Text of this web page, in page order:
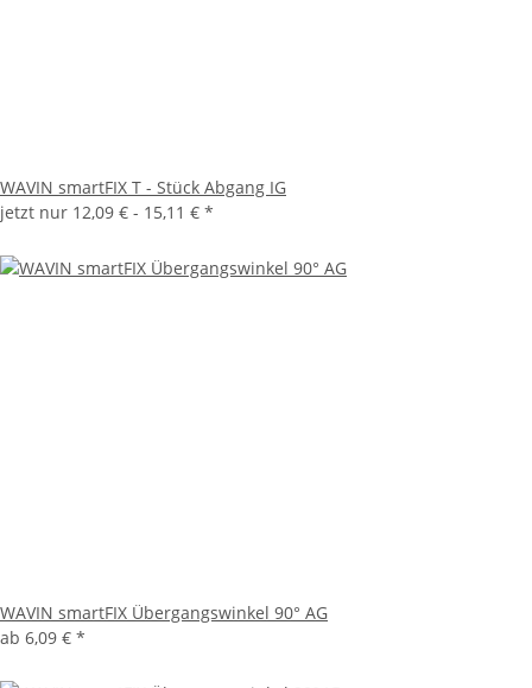
WAVIN smartFIX T - Stück Abgang IG
jetzt nur 12,09 € - 15,11 € *
WAVIN smartFIX Übergangswinkel 90° AG
ab 6,09 € *